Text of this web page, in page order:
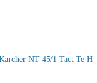
NT 45/1 Tact Te H